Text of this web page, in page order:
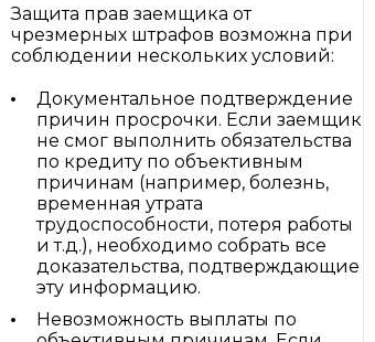
Защита прав заемщика от
чрезмерных штрафов возможна при
соблюдении нескольких условий:
Документальное подтверждение
причин просрочки. Если заемщик
не смог выполнить обязательства
по кредиту по объективным
причинам (например, болезнь,
временная утрата
трудоспособности, потеря работы
и т.д.), необходимо собрать все
доказательства, подтверждающие
эту информацию.
Невозможность выплаты по